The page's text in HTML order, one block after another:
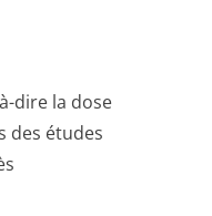
dire la dose
des études